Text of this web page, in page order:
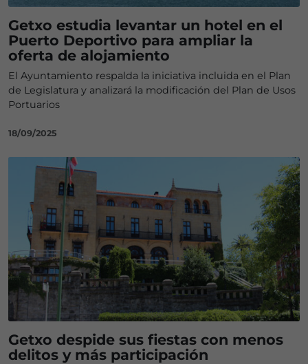
Getxo estudia levantar un hotel en el
Puerto Deportivo para ampliar la
oferta de alojamiento
El Ayuntamiento respalda la iniciativa incluida en el Plan
de Legislatura y analizará la modificación del Plan de Usos
Portuarios
18/09/2025
Getxo despide sus fiestas con menos
delitos y más participación